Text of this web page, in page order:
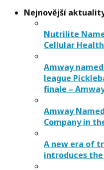
Nejnovější
Nutrilite
Cellular
Amway
league
finale –
Amway
Company in
A new era of
introduces